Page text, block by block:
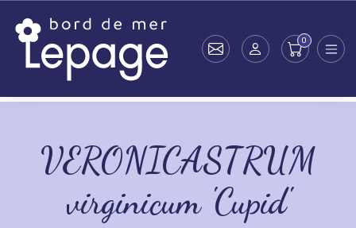
VERONICASTRUM
virginicum 'Cupid'